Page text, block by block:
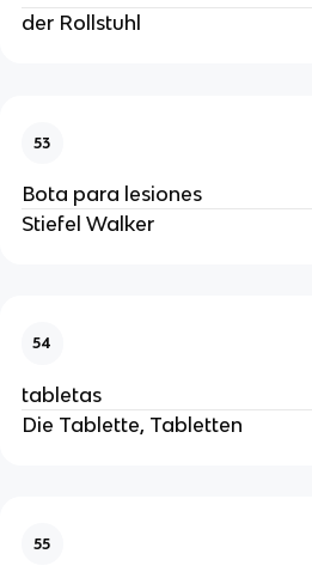
der Rollstuhl
53
Bota para lesiones
Stiefel Walker
54
tabletas
Die Tablette, Tabletten
55